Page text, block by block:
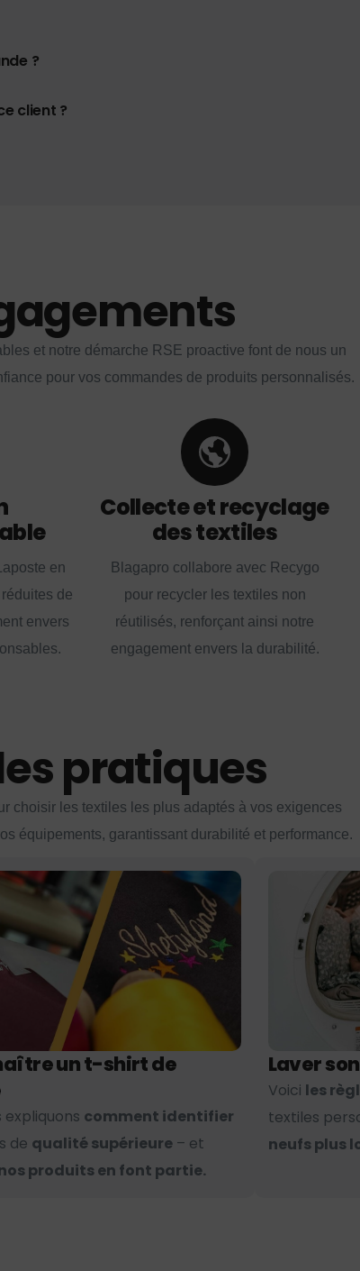
?
client ?
et notre démarche RSE proactive font de nous un
pour vos commandes de produits personnalisés.
en
de
envers
Collecte et recyclage
des textiles
Blagapro collabore avec Recygo
pour recycler les textiles non
réutilisés, renforçant ainsi notre
engagement envers la durabilité.
pratiques
choisir les textiles les plus adaptés à vos exigences
équipements, garantissant durabilité et performance.
un t-shirt de
expliquons comment identifier
de qualité supérieure – et
produits en font partie.
Laver
Voici les
textiles
neufs plus